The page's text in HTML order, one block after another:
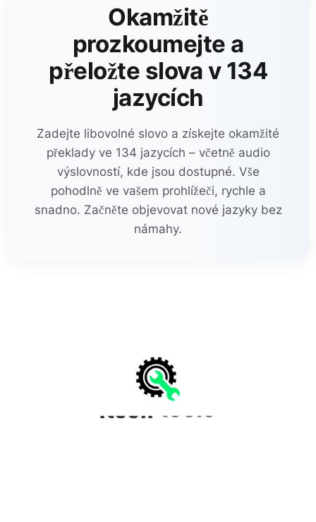
Okamžitě
prozkoumejte a
přeložte slova v 134
jazycích
Zadejte libovolné slovo a získejte okamžité
překlady ve 134 jazycích – včetně audio
výslovností, kde jsou dostupné. Vše
pohodlně ve vašem prohlížeči, rychle a
snadno. Začněte objevovat nové jazyky bez
námahy.